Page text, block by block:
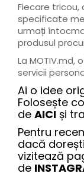
Fiecare
specificate
urmați
produsul
La
servicii
Ai o idee
Folosește
de AICI și
Pentru
dacă
vizitează
de